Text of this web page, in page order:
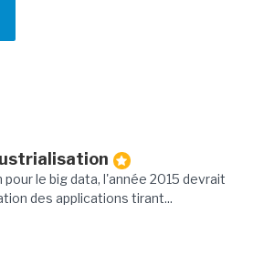
le big data, l'année 2015 devrait
des applications tirant...